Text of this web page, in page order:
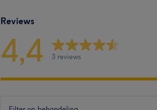
Reviews
4,4 3 reviews